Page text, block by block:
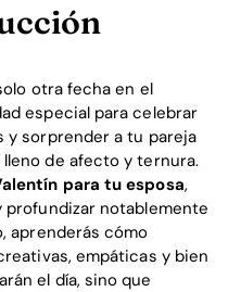
otra fecha en el
especial para celebrar
y sorprender a tu pareja
de afecto y ternura.
para tu esposa,
notablemente
aprenderás cómo
empáticas y bien
el día, sino que